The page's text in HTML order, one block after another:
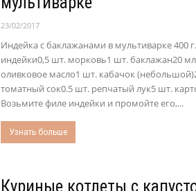
23/02/2017
Индейка с баклажанами в мультиварке 400
индейки0,5 шт. морковь1 шт. баклажан20
оливковое масло1 шт. кабачок
томатный сок0.5 шт. репчатый лук5 шт.
Возьмите филе индейки и промойте его,...
Узнать больше
Куриные котлеты с